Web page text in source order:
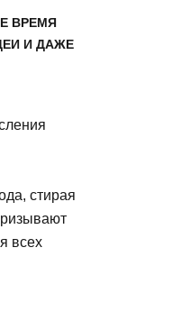
ВРЕМЯ
И ДАЖЕ
стирая
всех